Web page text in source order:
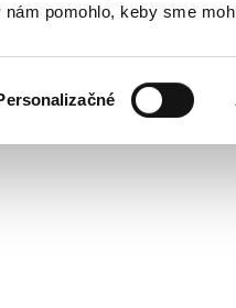
pomohlo, keby sme